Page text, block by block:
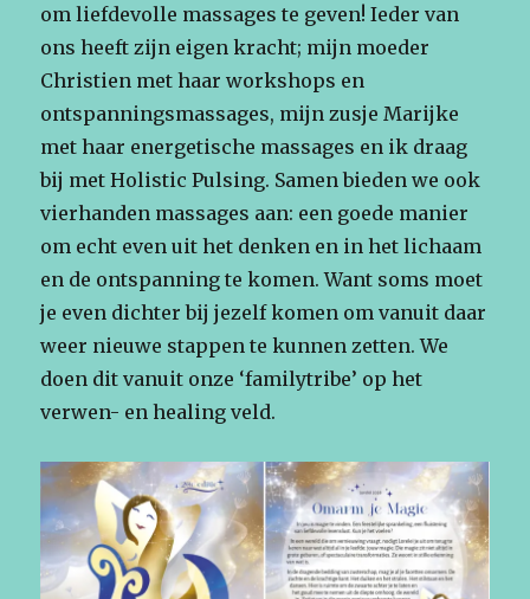
om liefdevolle massages te geven! Ieder van
ons heeft zijn eigen kracht; mijn moeder
Christien met haar workshops en
ontspanningsmassages, mijn zusje Marijke
met haar energetische massages en ik draag
bij met Holistic Pulsing. Samen bieden we ook
vierhanden massages aan: een goede manier
om echt even uit het denken en in het lichaam
en de ontspanning te komen. Want soms moet
je even dichter bij jezelf komen om vanuit daar
weer nieuwe stappen te kunnen zetten. We
doen dit vanuit onze ‘familytribe’ op het
verwen- en healing veld.